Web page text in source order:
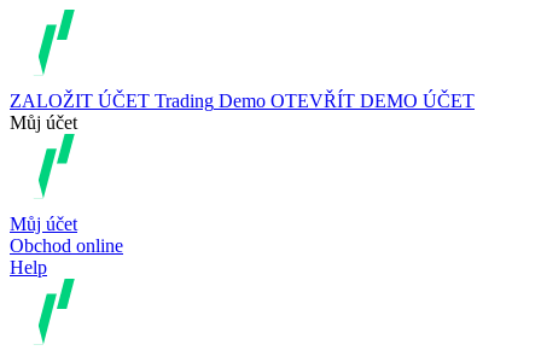
ZALOŽIT ÚČET Trading Demo OTEVŘÍT DEMO ÚČET
Můj účet
Můj účet
Obchod online
Help